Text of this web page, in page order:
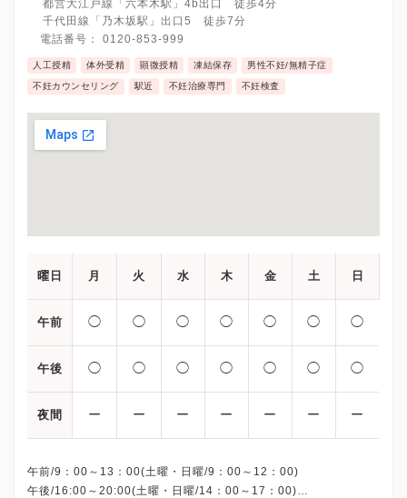
都営大江戸線「六本木駅」4b出口 徒歩4分
千代田線「乃木坂駅」出口5 徒歩7分
電話番号： 0120-853-999
人工授精 体外受精 顕微授精 凍結保存 男性不妊/無精子症
不妊カウンセリング 駅近 不妊治療専門 不妊検査
曜日 月 火 水 木 金 土 日
午前 ◯ ◯ ◯ ◯ ◯ ◯ ◯
午後 ◯ ◯ ◯ ◯ ◯ ◯ ◯
夜間 ー ー ー ー ー ー ー
午前/9：00～13：00(土曜・日曜/9：00～12：00)
午後/16:00～20:00(土曜・日曜/14：00～17：00)